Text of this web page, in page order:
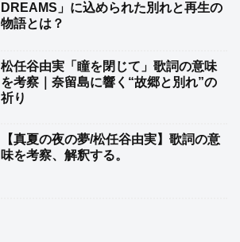
DREAMS」に込められた別れと再生の
物語とは？
松任谷由実「瞳を閉じて」歌詞の意味
を考察｜奈留島に響く“故郷と別れ”の
祈り
【真夏の夜の夢/松任谷由実】歌詞の意
味を考察、解釈する。